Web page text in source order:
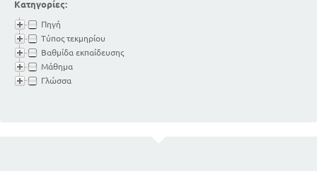
Κατηγορίες:
Πηγή
Τύπος τεκμηρίου
Βαθμίδα εκπαίδευσης
Μάθημα
Γλώσσα